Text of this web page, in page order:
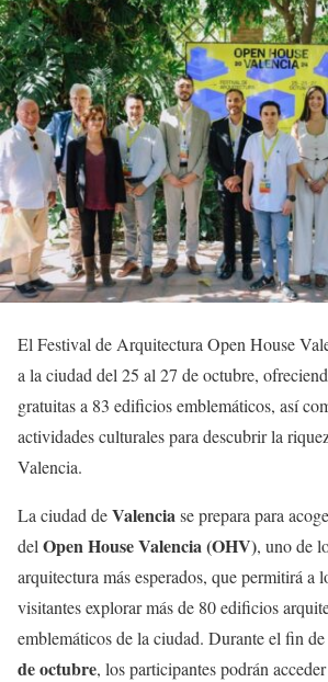
El Festival de Arquitectura Open House
a la ciudad del 25 al 27 de octubre,
gratuitas a 83 edificios emblemáticos, así
actividades culturales para descubrir la
Valencia.
La ciudad deValenciase prepara para
del Open House Valencia (OHV), uno de
arquitectura más esperados, que permitirá a
visitantes explorar más de 80 edificios
emblemáticos de la ciudad. Durante el fin de
de octubre, los participantes podrán